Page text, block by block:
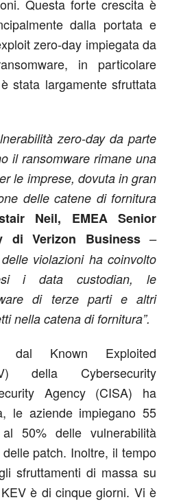
Questa forte crescita è
dalla portata e
zero-day impiegata da
in particolare
stata largamente sfruttata
zero-day da parte
il ransomware rimane una
le imprese, dovuta in gran
delle catene di fornitura
Neil, EMEA Senior
di Verizon Business –
violazioni ha coinvolto
i data custodian, le
di terze parti e altri
nella catena di fornitura”.
dal Known Exploited
della Cybersecurity
Agency (CISA) ha
le aziende impiegano 55
50% delle vulnerabilità
patch. Inoltre, il tempo
sfruttamenti di massa su
è di cinque giorni. Vi è